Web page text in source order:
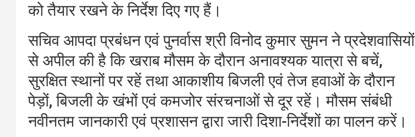
को तैयार रखने के निर्देश दिए गए हैं।
सचिव आपदा प्रबंधन एवं पुनर्वास श्री विनोद कुमार सुमन ने प्रदेशवासियों
से अपील की है कि खराब मौसम के दौरान अनावश्यक यात्रा से बचें,
सुरक्षित स्थानों पर रहें तथा आकाशीय बिजली एवं तेज हवाओं के दौरान
पेड़ों, बिजली के खंभों एवं कमजोर संरचनाओं से दूर रहें। मौसम संबंधी
नवीनतम जानकारी एवं प्रशासन द्वारा जारी दिशा-निर्देशों का पालन करें।